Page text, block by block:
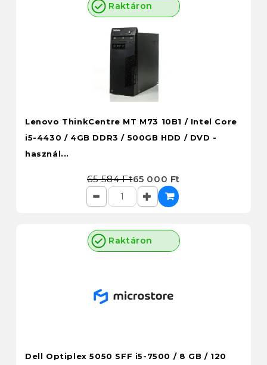
Raktáron
Lenovo ThinkCentre MT M73 10B1 / Intel Core
i5-4430 / 4GB DDR3 / 500GB HDD / DVD -
használ...
65 584 Ft65 000 Ft
Raktáron
Dell Optiplex 5050 SFF i5-7500 / 8 GB / 120